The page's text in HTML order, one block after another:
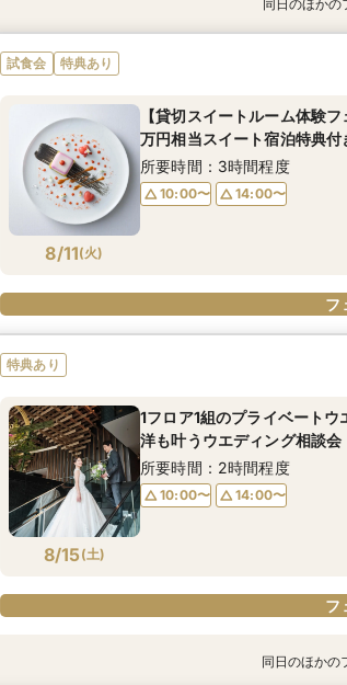
8/9(日)
1フロア1組のプライベート
所要時間：2時間程度
10:00〜 14:00〜
同日のほかの
試食会 特典あり
8/11(火)
【貸切スイートルーム体験
万円相当スイート宿泊特典
所要時間：3時間程度
10:00〜 14:00〜
フ
特典あり
8/15(土)
1フロア1組のプライベート
洋も叶うウエディング相談会
所要時間：2時間程度
10:00〜 14:00〜
フ
同日のほかの